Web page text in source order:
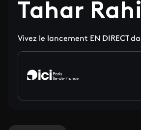
Tahar
Vivez le lancement EN DIRECT